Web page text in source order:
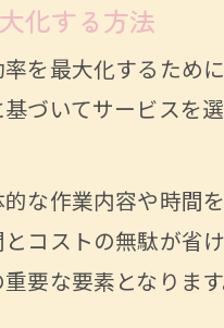
掃除
短
掃
家
プ
化する方法
を最大化するため
づいてサービスを
な作業内容や時間
コストの無駄が省
要な要素となりま